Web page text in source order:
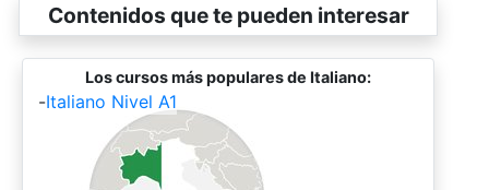
Contenidos que te pueden interesar
Los cursos más populares de Italiano:
-Italiano Nivel A1